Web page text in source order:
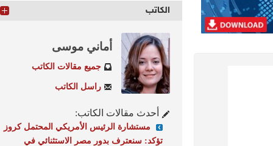
الكاتب
أماني موسى
جميع مقالات الكاتب
راسل الكاتب
أحدث مقالات الكاتب:
مستشارة الرئيس الأمريكي المحتمل كروز
تؤكد: سنعترف بدور مصر الاستثنائي في